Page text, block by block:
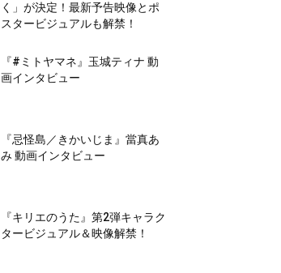
く」が決定！最新予告映像とポ
スタービジュアルも解禁！
『#ミトヤマネ』玉城ティナ 動
画インタビュー
『忌怪島／きかいじま』當真あ
み 動画インタビュー
『キリエのうた』第2弾キャラク
タービジュアル＆映像解禁！